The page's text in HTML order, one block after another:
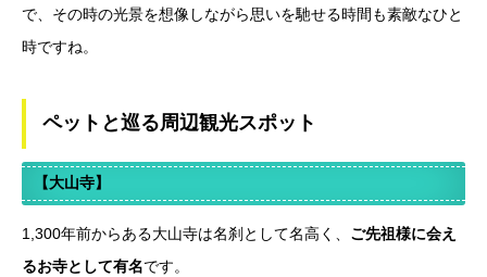
で、その時の光景を想像しながら思いを馳せる時間も素敵なひと
時ですね。
ペットと巡る周辺観光スポット
【大山寺】
1,300年前からある大山寺は名刹として名高く、 ご先祖様に会え
るお寺として有名です。